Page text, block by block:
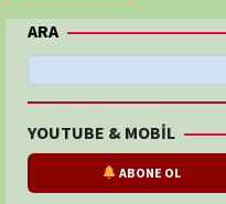
ARA
YOUTUBE & MOBİL
ABONE OL